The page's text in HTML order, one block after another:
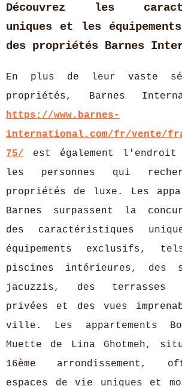
Découvrez les
uniques et les
des propriétés Barnes
En plus de leur vaste
propriétés, Barnes
https://www.barnes-
international.com/fr/vente/
75/ est également
les personnes qui
propriétés de luxe. Les
Barnes surpassent la
des caractéristiques
équipements exclusifs,
piscines intérieures, des
jacuzzis, des terrasses
privées et des vues
ville. Les appartements
Muette de Lina Ghotmeh,
16ème arrondissement,
espaces de vie uniques et